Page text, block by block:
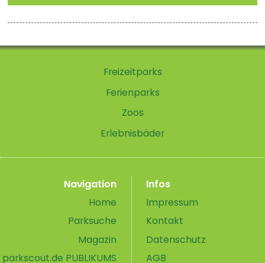
Freizeitparks
Ferienparks
Zoos
Erlebnisbäder
Navigation
Home
Parksuche
Magazin
parkscout.de PUBLIKUMS
Infos
Impressum
Kontakt
Datenschutz
AGB